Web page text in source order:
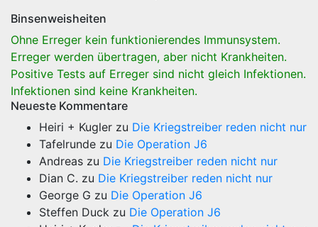
Binsenweisheiten
Ohne Erreger kein funktionierendes Immunsystem.
Erreger werden übertragen, aber nicht Krankheiten.
Positive Tests auf Erreger sind nicht gleich Infektionen.
Infektionen sind keine Krankheiten.
Neueste Kommentare
Heiri + Kugler zu Die Kriegstreiber reden nicht nur
Tafelrunde zu Die Operation J6
Andreas zu Die Kriegstreiber reden nicht nur
Dian C. zu Die Kriegstreiber reden nicht nur
George G zu Die Operation J6
Steffen Duck zu Die Operation J6